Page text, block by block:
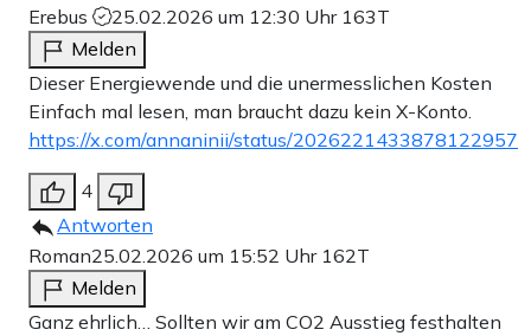
Erebus
25.02.2026 um 12:30 Uhr 163T
Melden
Dieser Energiewende und die unermesslichen Kosten
Einfach mal lesen, man braucht dazu kein X-Konto.
https://x.com/annaninii/status/2026221433878122957
4
Antworten
Roman25.02.2026 um 15:52 Uhr 162T
Melden
Ganz ehrlich… Sollten wir am CO2 Ausstieg festhalten